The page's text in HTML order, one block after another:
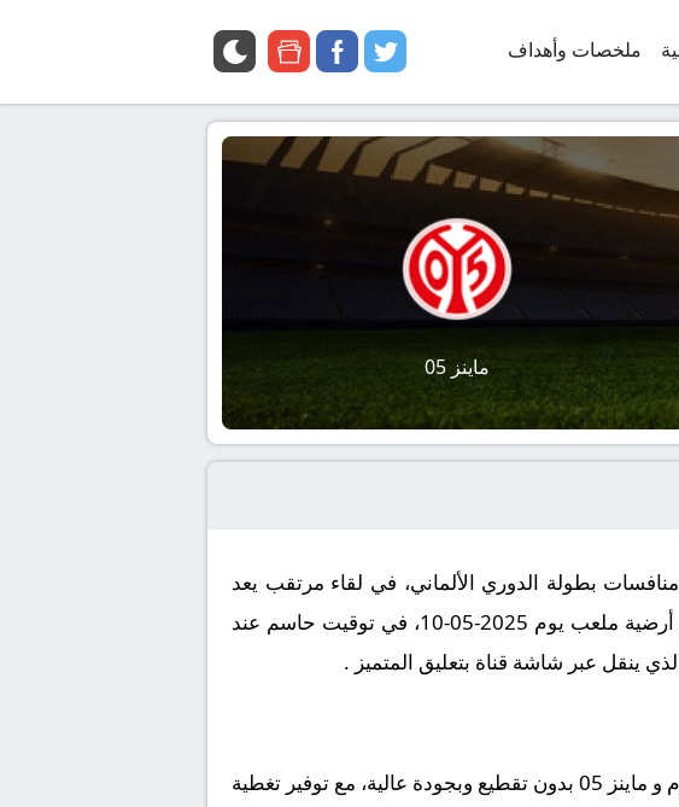
ملخصات وأهداف twitter
facebook
google
ماينز 05
القدم مواجهة من العيار الثقيل تجمع بين بوخوم و ماينز 05 ضمن منافسات بطولة الدوري الألماني، في لقاء مرتقب يعد
بالإثارة والتشويق نظراً لقوة الفريقين ورغبتهما في تحقيق الانتصار. تقام المباراة على أرضية ملعب يوم 2025-05-10، في توقيت حاسم عند
لعشاق الساحرة المستديرة فرصة مشاهدة بث مباشر مباراة بوخوم و ماينز 05 بدون تقطيع وبجودة عالية، مع توفير تغطية